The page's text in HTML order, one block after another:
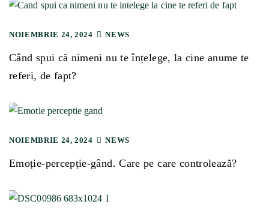
NOIEMBRIE 24, 2024 NEWS
Când spui că nimeni nu te înțelege, la cine anume te
referi, de fapt?
NOIEMBRIE 24, 2024 NEWS
Emoție-percepție-gând. Care pe care controlează?